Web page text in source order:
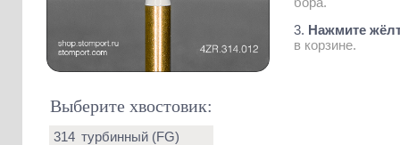
3. Нажмите
в корзине.
Выберите хвостовик:
314 турбинный (FG)